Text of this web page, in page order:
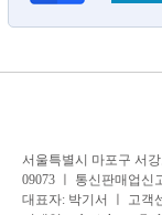
서 울특별시 마포구 서
09073 ㅣ 통신판매업신
대표자: 박기서 ㅣ 고객